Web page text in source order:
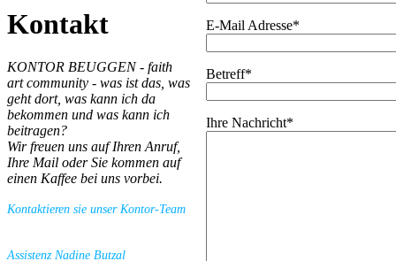
Kontakt
KONTOR BEUGGEN - faith
art community - was ist das, was
geht dort, was kann ich da
bekommen und was kann ich
beitragen?
Wir freuen uns auf Ihren Anruf,
Ihre Mail oder Sie kommen auf
einen Kaffee bei uns vorbei.
Kontaktieren sie unser Kontor-Team
Assistenz Nadine Butzal
E-Mail Adresse*
Betreff*
Ihre Nachricht*